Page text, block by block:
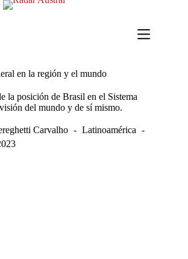
en la región y el mundo
la posición de Brasil en el Sistema
del mundo y de sí mismo.
Carvalho
Latinoamérica